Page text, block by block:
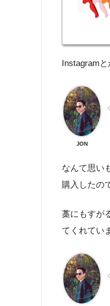
Instagram
JON
なんて思い
購入したの
藁にもすが
てくれてい